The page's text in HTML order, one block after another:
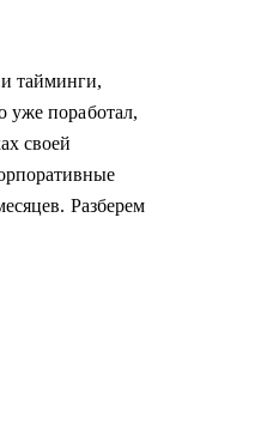
тайминги,
уже поработал,
своей
Разберем